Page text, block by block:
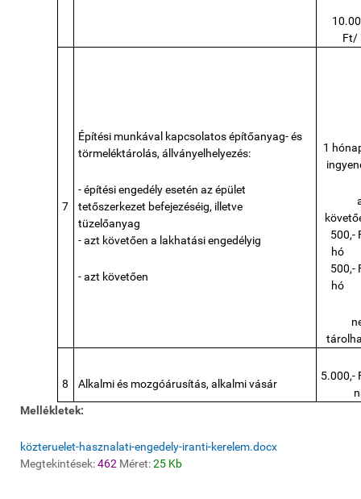
Ft/
7
Építési munkával kapcsolatos építőanyag- és
törmeléktárolás, állványelhelyezés:
- építési engedély esetén az épület
tetőszerkezet befejezéséig, illetve
tüzelőanyag
- azt követően a lakhatási engedélyig
- azt követően
1
500,-
hó
500,-
hó
8 Alkalmi és mozgóárusítás, alkalmi vásár
5.000,-
Mellékletek:
közteruelet-hasznalati-engedely-iranti-kerelem.docx
Megtekintések:462 Méret:25 Kb